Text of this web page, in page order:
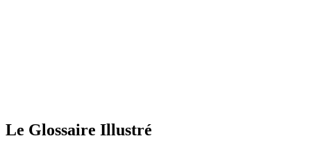
Le Glossaire Illustré